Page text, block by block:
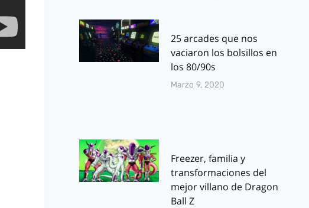
25 arcades que nos
vaciaron los bolsillos en
los 80/90s
Marzo 9, 2020
Freezer, familia y
transformaciones del
mejor villano de Dragon
Ball Z